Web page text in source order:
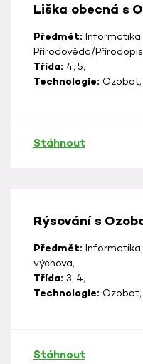
Liška obecná s
Předmět:
Přírodověda/
Třída: 4, 5,
Technologie: Ozobot,
Stáhnout
Rýsování s
Předmět:
výchova,
Třída: 3, 4,
Technologie: Ozobot,
Stáhnout